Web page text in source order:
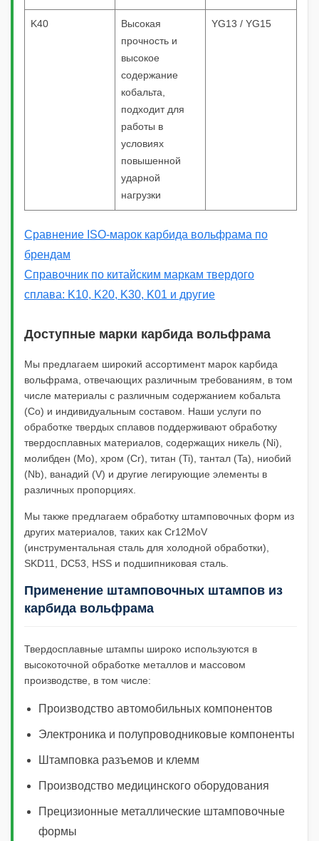
K40
Высокая
прочность и
высокое
содержание
кобальта,
подходит для
работы в
условиях
повышенной
ударной
нагрузки
YG13 / YG15
Сравнение ISO-марок карбида вольфрама по
брендам
Справочник по китайским маркам твердого
сплава: K10, K20, K30, K01 и другие
Доступные марки карбида вольфрама
Мы предлагаем широкий ассортимент марок карбида
вольфрама, отвечающих различным требованиям, в том
числе материалы с различным содержанием кобальта
(Co) и индивидуальным составом. Наши услуги по
обработке твердых сплавов поддерживают обработку
твердосплавных материалов, содержащих никель (Ni),
молибден (Mo), хром (Cr), титан (Ti), тантал (Ta), ниобий
(Nb), ванадий (V) и другие легирующие элементы в
различных пропорциях.
Мы также предлагаем обработку штамповочных форм из
других материалов, таких как Cr12MoV
(инструментальная сталь для холодной обработки),
SKD11, DC53, HSS и подшипниковая сталь.
Применение штамповочных штампов из
карбида вольфрама
Твердосплавные штампы широко используются в
высокоточной обработке металлов и массовом
производстве, в том числе:
Производство автомобильных компонентов
Электроника и полупроводниковые компоненты
Штамповка разъемов и клемм
Производство медицинского оборудования
Прецизионные металлические штамповочные
формы